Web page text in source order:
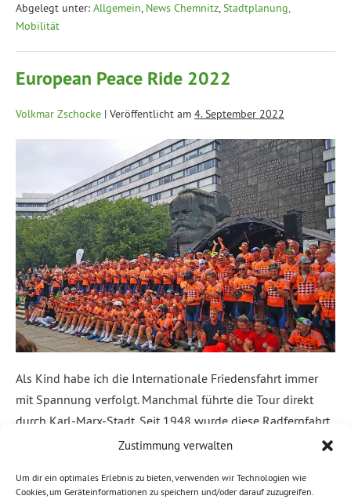
Zustimmung verwalten
Um dir ein optimales Erlebnis zu bieten, verwenden wir Technologien wie
Cookies, um Geräteinformationen zu speichern und/oder darauf zuzugreifen.
Abgelegt unter: Allgemein, News Chemnitz,Stadtplanung,
Mobilität
European Peace Ride 2022
Volkmar Zschocke | Veröffentlicht am 4. September 2022
Als Kind habe ich die Internationale Friedensfahrt immer
mit Spannung verfolgt. Manchmal führte die Tour direkt
durch Karl-Marx-Stadt. Seit 1948 wurde diese Radfernfahrt
für den Frieden durch mehrere Länder knapp 60-mal
dieser Reihe statt. Die Idee für eine „FRIEDENSFAHRT